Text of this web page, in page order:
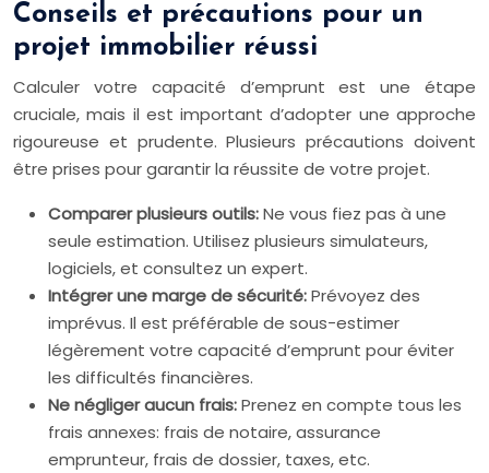
Conseils et précautions pour un
projet immobilier réussi
Calculer votre capacité d’emprunt est une étape
cruciale, mais il est important d’adopter une approche
rigoureuse et prudente. Plusieurs précautions doivent
être prises pour garantir la réussite de votre projet.
Comparer plusieurs outils:Ne vous fiez pas à une
seule estimation. Utilisez plusieurs simulateurs,
logiciels, et consultez un expert.
Intégrer une marge de sécurité:Prévoyez des
imprévus. Il est préférable de sous-estimer
légèrement votre capacité d’emprunt pour éviter
les difficultés financières.
Ne négliger aucun frais:Prenez en compte tous les
frais annexes: frais de notaire, assurance
emprunteur, frais de dossier, taxes, etc.